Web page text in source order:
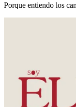
Porque entiendo los